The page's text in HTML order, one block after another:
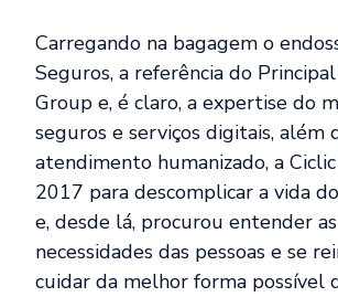
Carregando na bagagem o
Seguros, a referência do
Group e, é claro, a expertise do
seguros e serviços digitais, além
atendimento humanizado, a
2017 para descomplicar a vida
e, desde lá, procurou entender
necessidades das pessoas e se
cuidar da melhor forma possível